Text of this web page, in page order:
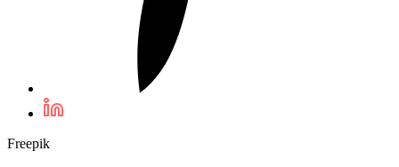
Freepik